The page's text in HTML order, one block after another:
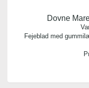
Dovne
Fejeblad med